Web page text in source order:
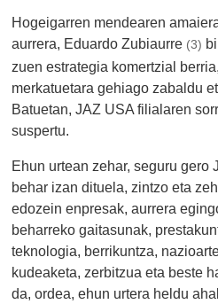
Hogeigarren mendearen
aurrera, Eduardo Zubiaurre (3)
zuen estrategia komertzial
merkatuetara gehiago zabaldu
Batuetan, JAZ USA filialaren
suspertu.
Ehun urtean zehar, seguru gero
behar izan dituela, zintzo eta
edozein enpresak, aurrera
beharreko gaitasunak,
teknologia, berrikuntza,
kudeaketa, zerbitzua eta beste
da, ordea, ehun urtera heldu